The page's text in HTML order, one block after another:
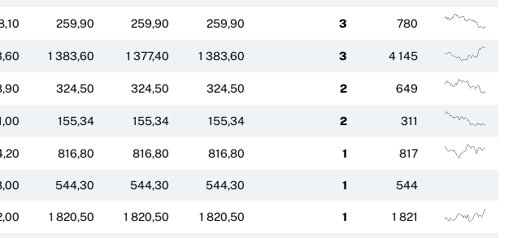
259,90 259,90 259,90 3 780
1 383,60 1 377,40 1 383,60 3 4 145
324,50 324,50 324,50 2 649
155,34 155,34 155,34 2 311
816,80 816,80 816,80 1 817
544,30 544,30 544,30 1 544
1 820,50 1 820,50 1 820,50 1 1 821